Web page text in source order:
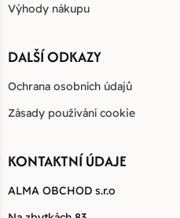
Výhody nákupu
DALŠÍ ODKAZY
Ochrana osobních údajů
Zásady používání cookie
KONTAKTNÍ ÚDAJE
ALMA OBCHOD s.r.o